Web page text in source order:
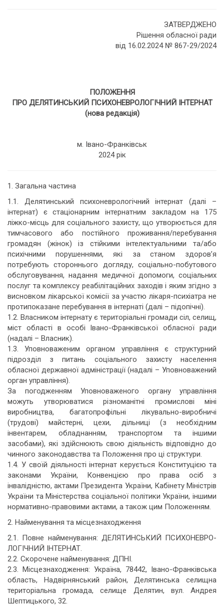
ЗАТВЕРДЖЕНО
Рішення обласної ради
від 16.02.2024 № 867-29/2024
ПОЛОЖЕННЯ
ПРО ДЕЛЯТИНСЬКИЙ ПСИХОНЕВРОЛОГІЧНИЙ ІНТЕРНАТ
(нова редакція)
м. Івано-Франківськ
2024 рік
1. Загальна частина
1.1. Делятинський психоневрологічний інтернат (далі –
інтернат) є стаціонарним інтернатним закладом на 175
ліжко-місць для соціального захисту, що утворюється для
тимчасового або постійного проживання/перебування
громадян (жінок) із стійкими інтелектуальними та/або
психічними порушеннями, які за станом здоров’я
потребують стороннього догляду, соціально-побутового
обслуговування, надання медичної допомоги, соціальних
послуг та комплексу реабілітаційних заходів і яким згідно з
висновком лікарської комісії за участю лікаря-психіатра не
протипоказане перебування в інтернаті (далі – підопічні).
1.2. Власником інтернату є територіальні громади сіл, селищ,
міст області в особі Івано-Франківської обласної ради
(надалі – Власник).
1.3. Уповноваженим органом управління є структурний
підрозділ з питань соціального захисту населення
обласної державної адміністрації (надалі – Уповноважений
орган управління).
За погодженням Уповноваженого органу управління
можуть утворюватися різноманітні промислові міні
виробництва, багатопрофільні лікувально-виробничі
(трудові) майстерні, цехи, дільниці (з необхідним
інвентарем, обладнанням, транспортом та іншими
засобами), які здійснюють свою діяльність відповідно до
чинного законодавства та Положення про ці структури.
1.4. У своїй діяльності інтернат керується Конституцією та
законами України, Конвенцією про права осіб з
інвалідністю, актами Президента України, Кабінету Міністрів
України та Міністерства соціальної політики України, іншими
нормативно-правовими актами, а також цим Положенням.
2. Найменування та місцезнаходження
2.1. Повне найменування: ДЕЛЯТИНСЬКИЙ ПСИХОНЕВРО-
ЛОГІЧНИЙ ІНТЕРНАТ.
2.2. Скорочене найменування: ДПНІ.
2.3. Місцезнаходження: Україна, 78442, Івано-Франківська
область, Надвірнянський район, Делятинська селищна
територіальна громада, селище Делятин, вул. Андрея
Шептицького, 32.